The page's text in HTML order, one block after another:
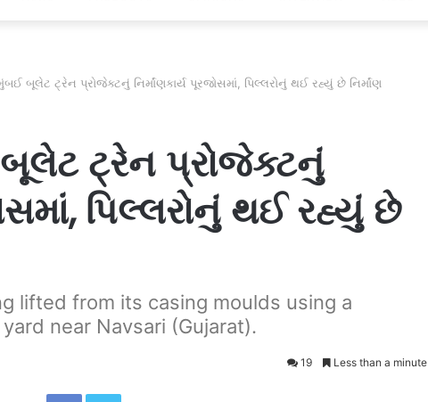
બૂલેટ ટ્રેન પ્રોજેક્ટનું નિર્માંણકાર્ય પૂરજોસમાં, પિલ્લરોનું થઈ રહ્યું છે નિર્માંણ
ટ્રેન પ્રોજેક્ટનું
પિલ્લરોનું થઈ રહ્યું છે
lifted from its casing moulds using a
near Navsari (Gujarat).
19 Less than a minute
FacebookTwitter